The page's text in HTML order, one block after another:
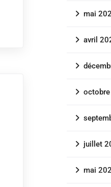
mai
avril
juillet
mai